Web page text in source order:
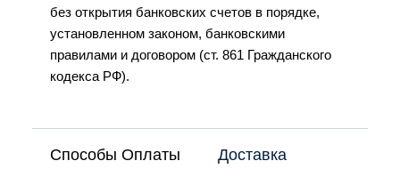
без открытия банковских счетов в порядке,
установленном законом, банковскими
правилами и договором (ст. 861 Гражданского
кодекса РФ).
Способы Оплаты Доставка